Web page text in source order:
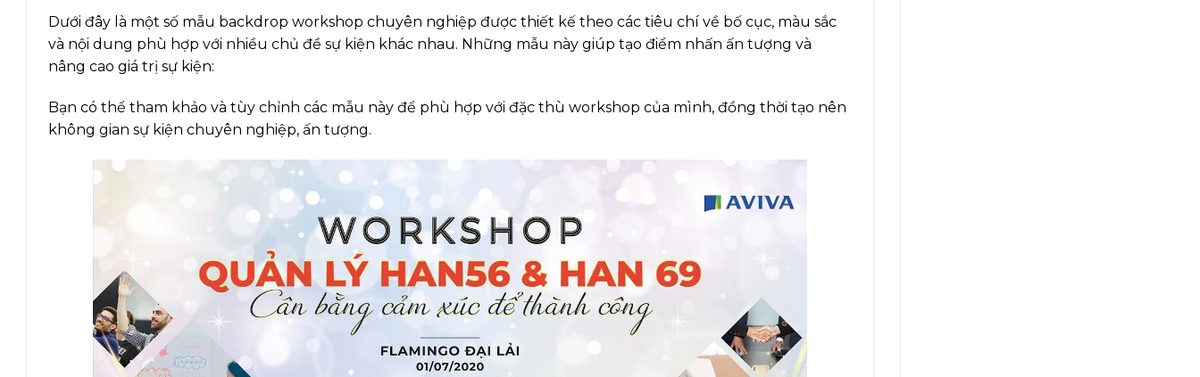
Dưới đây là một số mẫu backdrop workshop chuyên nghiệp được thiết kế theo các tiêu chí về bố cục, màu sắc
và nội dung phù hợp với nhiều chủ đề sự kiện khác nhau. Những mẫu này giúp tạo điểm nhấn ấn tượng và
nâng cao giá trị sự kiện:
Bạn có thể tham khảo và tùy chỉnh các mẫu này để phù hợp với đặc thù workshop của mình, đồng thời tạo nên
không gian sự kiện chuyên nghiệp, ấn tượng.